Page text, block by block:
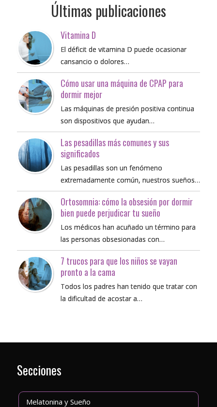
Últimas publicaciones
Vitamina D
El déficit de vitamina D puede ocasionar
cansancio o dolores…
Cómo usar una máquina de CPAP para
dormir mejor
Las máquinas de presión positiva continua
son dispositivos que ayudan…
Las pesadillas más comunes y sus
significados
Las pesadillas son un fenómeno
extremadamente común, nuestros sueños…
Ortosomnia: cómo la obsesión por dormir
bien puede perjudicar tu sueño
Los médicos han acuñado un término para
las personas obsesionadas con…
7 trucos para que los niños se vayan
pronto a la cama
Todos los padres han tenido que tratar con
la dificultad de acostar a…
Secciones
Melatonina y Sueño